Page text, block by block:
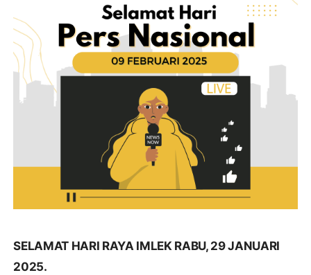
SELAMAT HARI RAYA IMLEK RABU, 29 JANUARI
2025.